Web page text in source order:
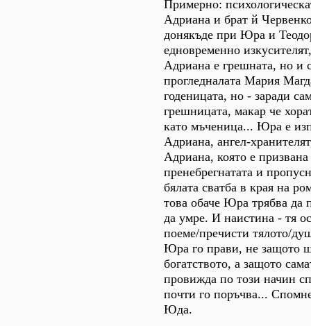
Примерно:
Адриана и брат й
донякъде при Юра и
едновременно
Адриана е грешната, но и
прогледналата Мария
годеницата, но - заради
грешницата, макар че
като мъченица... Юра е
Адриана, ангел-
Адриана, която е
пренебрегнатата и
бялата сватба в края на
това обаче Юра трябва да
да умре. И наистина - тя
поеме/пречисти тялото/
Юра го прави, не защото
богатството, а защото
провижда по този начин
почти го поръчва...
Юда.